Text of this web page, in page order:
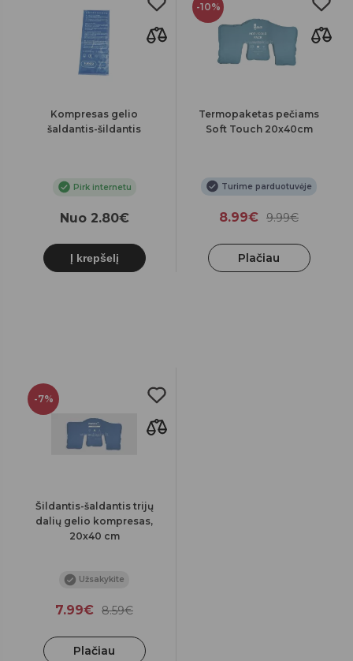
Kompresas gelio
šaldantis-šildantis
Pirk internetu
Nuo 2.80€
Į krepšelį
-10%
Termopaketas pečiams
Soft Touch 20x40cm
Turime parduotuvėje
8.99€ 9.99€
Plačiau
-7%
Šildantis-šaldantis trijų
dalių gelio kompresas,
20x40 cm
Užsakykite
7.99€ 8.59€
Plačiau